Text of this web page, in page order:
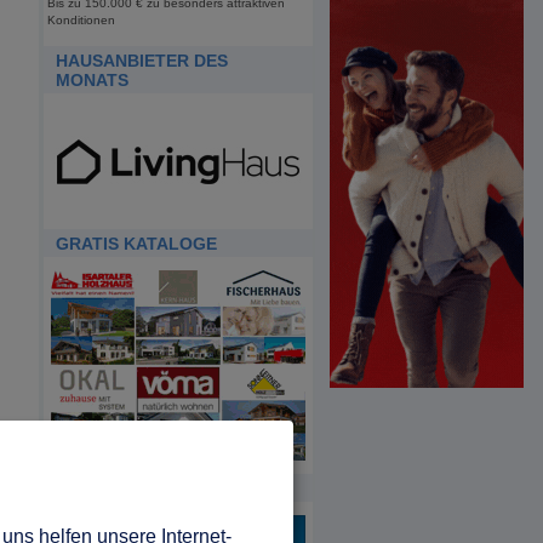
Konditionen
HAUSANBIETER DES
MONATS
GRATIS KATALOGE
helfen unsere Internet-